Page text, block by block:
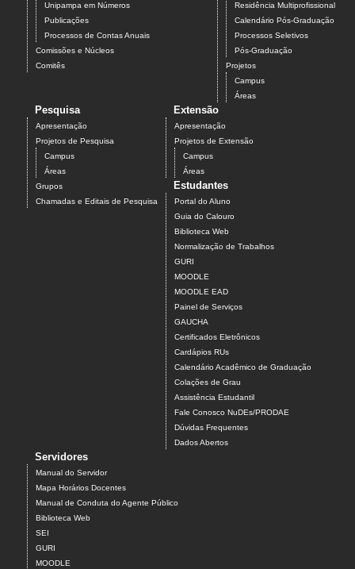
Unipampa em Números
Publicações
Processos de Contas Anuais
Comissões e Núcleos
Comitês
Residência Multiprofissional
Calendário Pós-Graduação
Processos Seletivos
Pós-Graduação
Projetos
Campus
Áreas
Pesquisa
Apresentação
Projetos de Pesquisa
Campus
Áreas
Grupos
Chamadas e Editais de Pesquisa
Extensão
Apresentação
Projetos de Extensão
Campus
Áreas
Estudantes
Portal do Aluno
Guia do Calouro
Biblioteca Web
Normalização de Trabalhos
GURI
MOODLE
MOODLE EAD
Painel de Serviços
GAUCHA
Certificados Eletrônicos
Cardápios RUs
Calendário Acadêmico de Graduação
Colações de Grau
Assistência Estudantil
Fale Conosco NuDEs/PRODAE
Dúvidas Frequentes
Dados Abertos
Servidores
Manual do Servidor
Mapa Horários Docentes
Manual de Conduta do Agente Público
Biblioteca Web
SEI
GURI
MOODLE